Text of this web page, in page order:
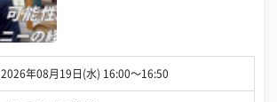
2026年08月19日(水) 16:00〜16:50